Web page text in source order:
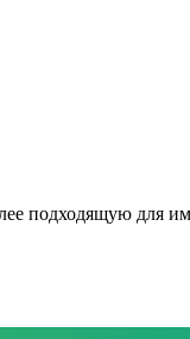
подходящую